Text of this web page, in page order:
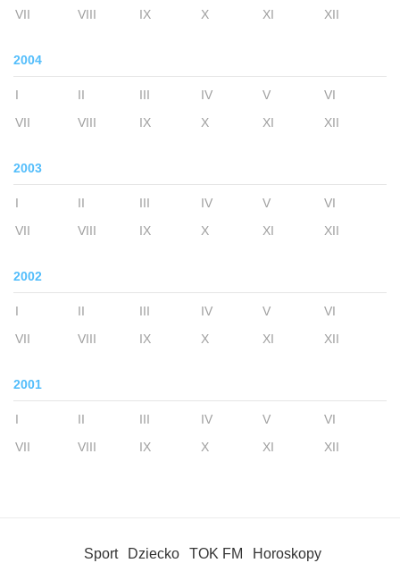
VII
VIII IX X XI XII
2004
I II III IV V
VI
VII
VIII IX X XI XII
2003
I II III IV V
VI
VII
VIII IX X XI XII
2002
I II III IV V
VI
VII
VIII IX X XI XII
2001
I II III IV V
VI
VII
VIII IX X XI XII
Sport Dziecko TOK FM Horoskopy